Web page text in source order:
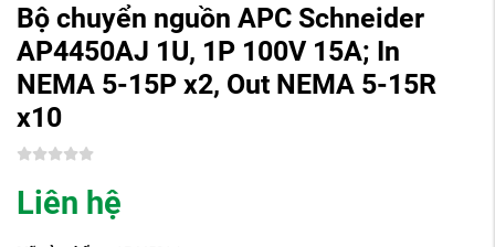
Bộ chuyển nguồn APC Schneider
AP4450AJ 1U, 1P 100V 15A; In
NEMA 5-15P x2, Out NEMA 5-15R
x10
Liên hệ